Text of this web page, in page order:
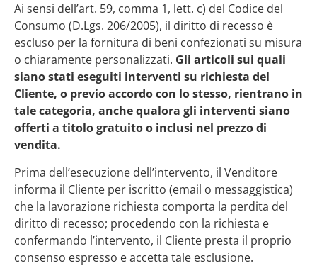
Ai sensi dell’art. 59, comma 1, lett. c) del Codice del
Consumo (D.Lgs. 206/2005), il diritto di recesso è
escluso per la fornitura di beni confezionati su misura
o chiaramente personalizzati. Gli articoli sui quali
siano stati eseguiti interventi su richiesta del
Cliente, o previo accordo con lo stesso, rientrano in
tale categoria, anche qualora gli interventi siano
offerti a titolo gratuito o inclusi nel prezzo di
vendita.
Prima dell’esecuzione dell’intervento, il Venditore
informa il Cliente per iscritto (email o messaggistica)
che la lavorazione richiesta comporta la perdita del
diritto di recesso; procedendo con la richiesta e
confermando l’intervento, il Cliente presta il proprio
consenso espresso e accetta tale esclusione.